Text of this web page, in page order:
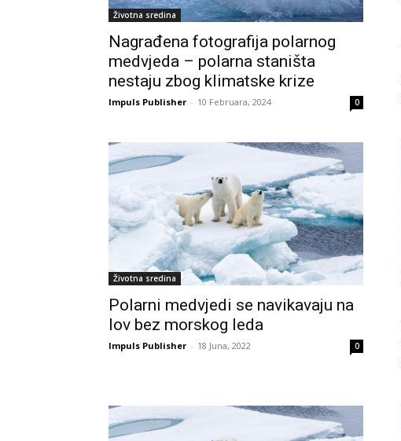
Životna sredina
Nagrađena fotografija polarnog
medvjeda – polarna staništa
nestaju zbog klimatske krize
Impuls Publisher - 10 Februara, 2024 0
Životna sredina
Polarni medvjedi se navikavaju na
lov bez morskog leda
Impuls Publisher - 18 Juna, 2022 0